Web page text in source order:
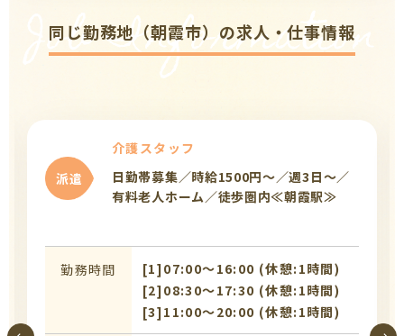
Job Information
同じ勤務地（朝霞市）の求人・仕事情報
派遣
介護スタッフ
日勤帯募集／時給1500円～／週3日～／
有料老人ホーム／徒歩圏内≪朝霞駅≫
勤務時間
[1]07:00〜16:00 (休憩:1時間)
[2]08:30〜17:30 (休憩:1時間)
[3]11:00〜20:00 (休憩:1時間)